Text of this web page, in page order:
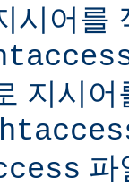
시어를
지시
파